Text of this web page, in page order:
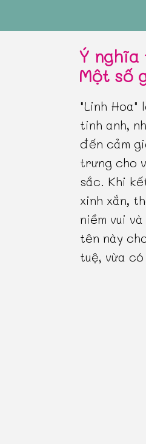
Ý
Một số
"Linh Hoa"
tinh anh,
đến cảm
trưng cho
sắc. Khi
xinh xắn,
niềm vui
tên này
tuệ, vừa